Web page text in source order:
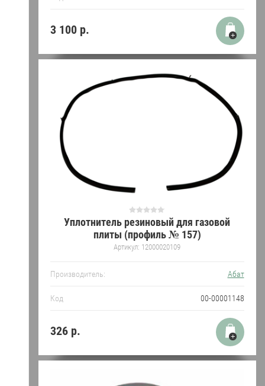
3 100р.
Уплотнитель резиновый для газовой
плиты (профиль № 157)
Артикул: 12000020109
Производитель: Абат
Код 00-00001148
326р.